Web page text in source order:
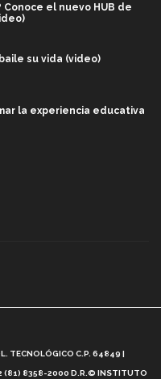
el nuevo HUB de
su vida (video)
la experiencia educativa
Tec? (video)
TECNOLÓGICO C.P. 64849 |
(81) 8358-2000 D.R.© INSTITUTO